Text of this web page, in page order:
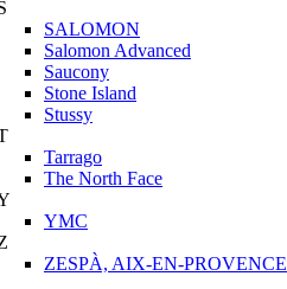
SALOMON
Salomon Advanced
Saucony
Stone Island
Stussy
Tarrago
The North Face
YMC
ZESPÀ, AIX-EN-PROVENCE